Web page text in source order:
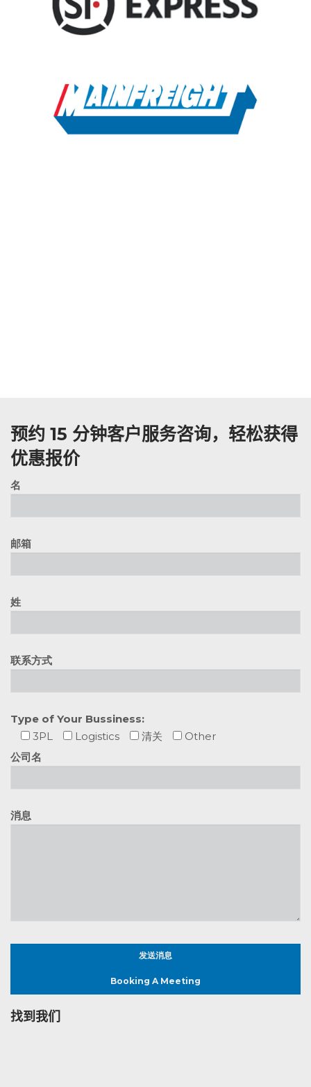
预约 15 分钟客户服务咨询，轻松获得
优惠报价
名
邮箱
姓
联系方式
Type of Your Bussiness:
3PL
Logistics 清关
Other
公司名
消息
Booking A Meeting
找到我们